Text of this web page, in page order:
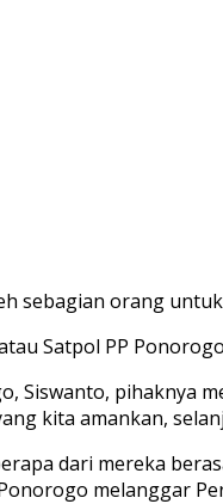
sebagian orang
Satpol PP
Siswanto, pihaknya
kita amankan,
dari mereka
melanggar